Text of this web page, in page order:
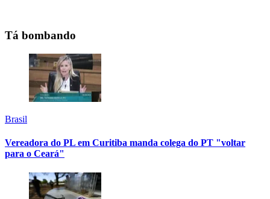
Tá bombando
Brasil
Vereadora do PL em Curitiba manda colega do PT "voltar
para o Ceará"